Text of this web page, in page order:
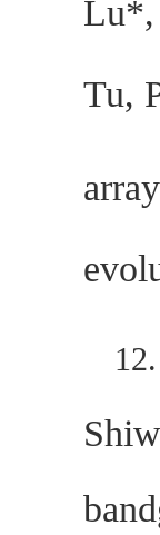
Lu*,
Tu,